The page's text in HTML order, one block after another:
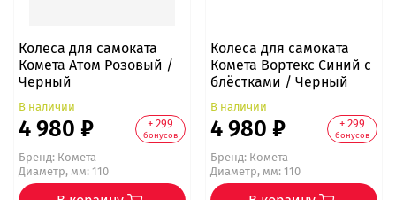
Колеса для самоката
Комета Атом Розовый /
Черный
В наличии
4 980 ₽ + 299
бонусов
Бренд:Комета
Диаметр, мм: 110
Колеса для самоката
Комета Вортекс Синий с
блёстками / Черный
В наличии
4 980 ₽ + 299
бонусов
Бренд:Комета
Диаметр, мм: 110